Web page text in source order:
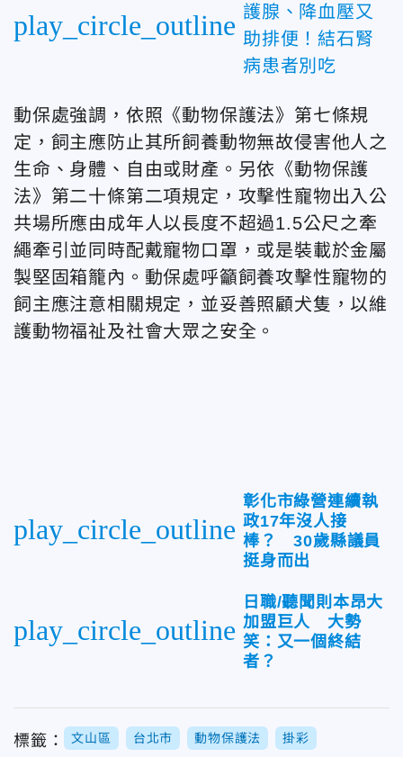
play_circle_outline 護腺、降血壓又
助排便！結石腎
病患者別吃
動保處強調，依照《動物保護法》第七條規
定，飼主應防止其所飼養動物無故侵害他人之
生命、身體、自由或財產。另依《動物保護
法》第二十條第二項規定，攻擊性寵物出入公
共場所應由成年人以長度不超過1.5公尺之牽
繩牽引並同時配戴寵物口罩，或是裝載於金屬
製堅固箱籠內。動保處呼籲飼養攻擊性寵物的
飼主應注意相關規定，並妥善照顧犬隻，以維
護動物福祉及社會大眾之安全。
play_circle_outline
彰化市綠營連續執
政17年沒人接
棒？ 30歲縣議員
挺身而出
play_circle_outline
日職/聽聞則本昂大
加盟巨人 大勢
笑：又一個終結
者？
標籤： 文山區 台北市 動物保護法 掛彩